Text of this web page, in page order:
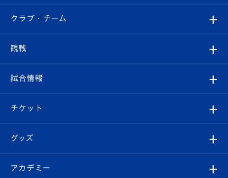
すべて
クラブ
試合情報
チケット
イベント
クラブ・チーム
クラブ概要
エンブレム紹介
スタッフプロフィール
観戦
観戦ルール
はじめての観戦ガイド
Revive Team
試合情報
試合日程/結果
フォトギャラリー
チケット
チケット
グッズ
オンラインショップ
アカデミー